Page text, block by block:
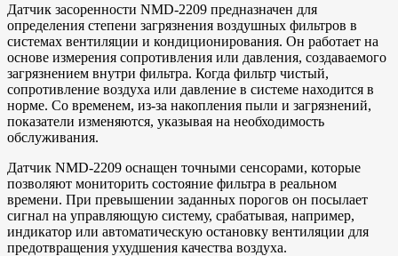
Датчик засоренности NMD-2209 предназначен для
определения степени загрязнения воздушных фильтров в
системах вентиляции и кондиционирования. Он работает на
основе измерения сопротивления или давления, создаваемого
загрязнением внутри фильтра. Когда фильтр чистый,
сопротивление воздуха или давление в системе находится в
норме. Со временем, из-за накопления пыли и загрязнений,
показатели изменяются, указывая на необходимость
обслуживания.
Датчик NMD-2209 оснащен точными сенсорами, которые
позволяют мониторить состояние фильтра в реальном
времени. При превышении заданных порогов он посылает
сигнал на управляющую систему, срабатывая, например,
индикатор или автоматическую остановку вентиляции для
предотвращения ухудшения качества воздуха.